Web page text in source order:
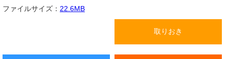
ファイルサイズ： 22.6MB
取りおき